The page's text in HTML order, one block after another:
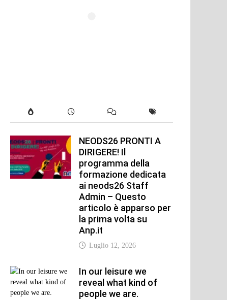
NEODS26 PRONTI A
DIRIGERE! Il
programma della
formazione dedicata
ai neods26 Staff
Admin – Questo
articolo è apparso per
la prima volta su
Anp.it
Luglio 12, 2026
In our leisure we
reveal what kind of
people we are.